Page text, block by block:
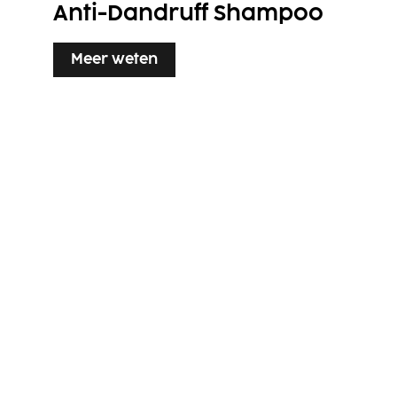
Anti-Dandruff Shampoo
Meer weten